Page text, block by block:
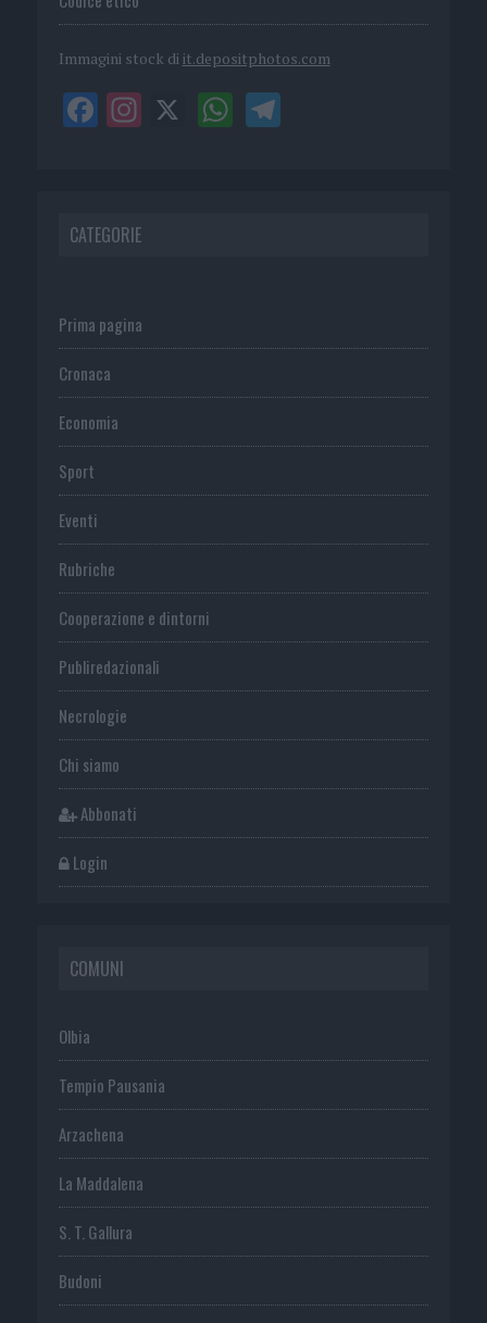
Immagini stock di it.depositphotos.com
CATEGORIE
Prima pagina
Cronaca
Economia
Sport
Eventi
Rubriche
Cooperazione e dintorni
Publiredazionali
Necrologie
Chi siamo
Abbonati
Login
COMUNI
Olbia
Tempio Pausania
Arzachena
La Maddalena
S. T. Gallura
Budoni